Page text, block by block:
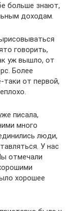
больше знают,
доходам.
говорить,
уж вышло, от
Более
таки от первой,
писала,
много
люди,
У нас
отмечали
хорошее